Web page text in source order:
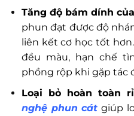
Tăng độ bám dính
phun đạt được độ
liên kết cơ học tốt
đều màu, hạn chế
phồng rộp khi gặp tác
Loại bỏ hoàn toàn
nghệ phun cát giúp